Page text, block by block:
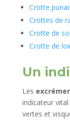
Crotte
Crottes de
Crotte de
Crotte de
Un
Les
indicateur
vertes et